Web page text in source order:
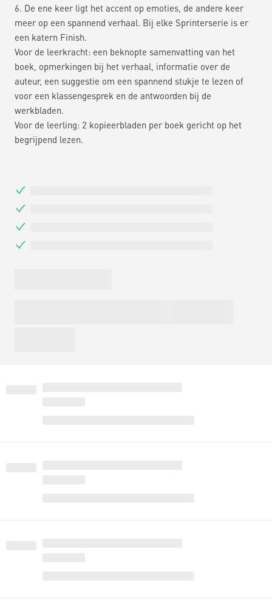
6. De ene keer ligt het accent op emoties, de andere keer
meer op een spannend verhaal. Bij elke Sprinterserie is er
een katern Finish.
Voor de leerkracht: een beknopte samenvatting van het
boek, opmerkingen bij het verhaal, informatie over de
auteur, een suggestie om een spannend stukje te lezen of
voor een klassengesprek en de antwoorden bij de
werkbladen.
Voor de leerling: 2 kopieerbladen per boek gericht op het
begrijpend lezen.